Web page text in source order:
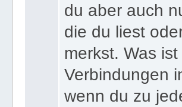
du aber auch
die du liest
merkst. Was
Verbindungen
wenn du zu